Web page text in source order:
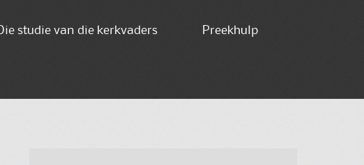
Die studie van die kerkvaders Preekhulp